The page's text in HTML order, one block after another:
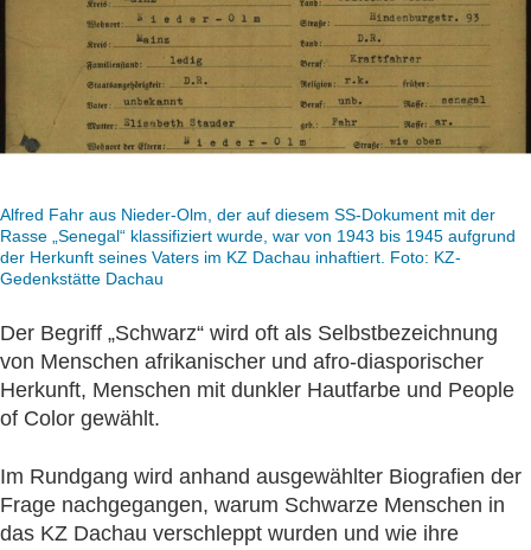
Alfred Fahr aus Nieder-Olm, der auf diesem SS-Dokument mit der
Rasse „Senegal“ klassifiziert wurde, war von 1943 bis 1945 aufgrund
der Herkunft seines Vaters im KZ Dachau inhaftiert. Foto: KZ-
Gedenkstätte Dachau
Der Begriff „Schwarz“ wird oft als Selbstbezeichnung
von Menschen afrikanischer und afro-diasporischer
Herkunft, Menschen mit dunkler Hautfarbe und People
of Color gewählt.
Im Rundgang wird anhand ausgewählter Biografien der
Frage nachgegangen, warum Schwarze Menschen in
das KZ Dachau verschleppt wurden und wie ihre